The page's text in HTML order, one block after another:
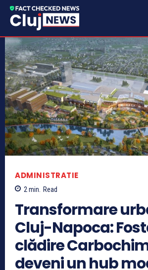
ADMINISTRATIE
2min. Read
Transformare
Cluj-Napoca:
clădire
deveni un hub